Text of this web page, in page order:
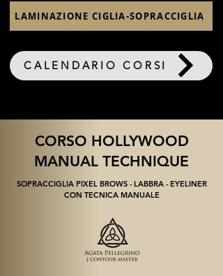
LAMINAZIONE CIGLIA-SOPRACCIGLIA
CALENDARIO CORSI
CORSO HOLLYWOOD
MANUAL TECHNIQUE
SOPRACCIGLIA PIXEL BROWS - LABBRA - EYELINER
CON TECNICA MANUALE